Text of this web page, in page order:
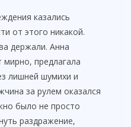
казались
от этого никакой.
держали. Анна
мирно, предлагала
лишней шумихи и
за рулем оказался
было не просто
раздражение,